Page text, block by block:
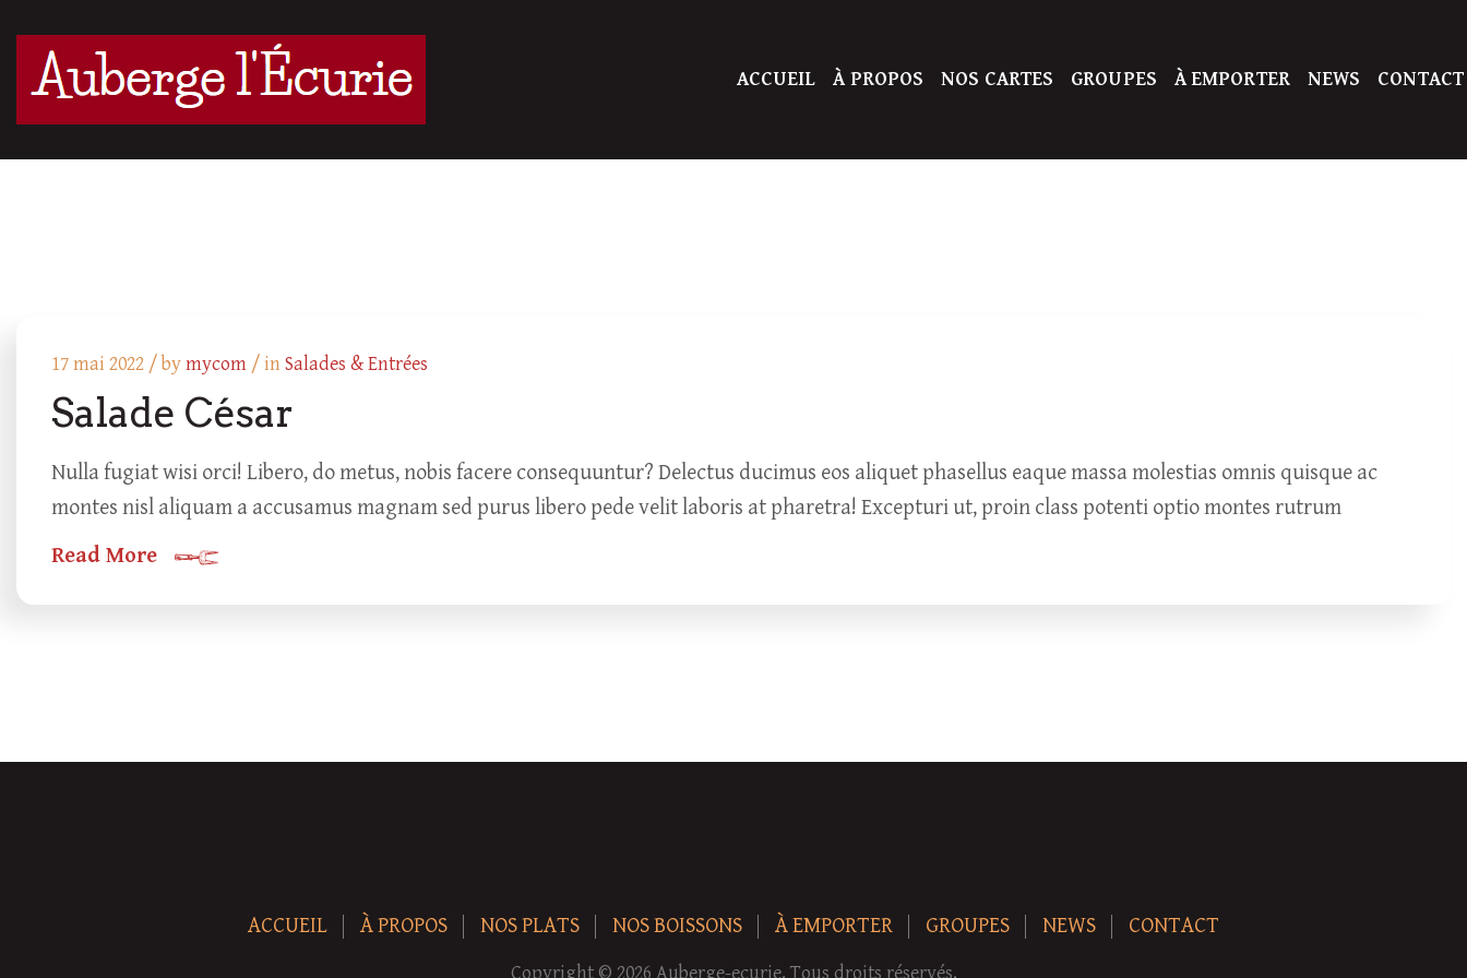
ACCUEIL À PROPOS NOS CARTES GROUPES À EMPORTER NEWS CONTACT
17 mai 2022 /bymycom / inSalades & Entrées
Salade César
Nulla fugiat wisi orci! Libero, do metus, nobis facere consequuntur? Delectus ducimus eos aliquet phasellus eaque massa molestias omnis quisque ac
montes nisl aliquam a accusamus magnam sed purus libero pede velit laboris at pharetra! Excepturi ut, proin class potenti optio montes rutrum
Read More
ACCUEIL À PROPOS NOS PLATS NOS BOISSONS À EMPORTER GROUPES NEWS CONTACT
Copyright © 2026 Auberge-ecurie. Tous droits réservés.